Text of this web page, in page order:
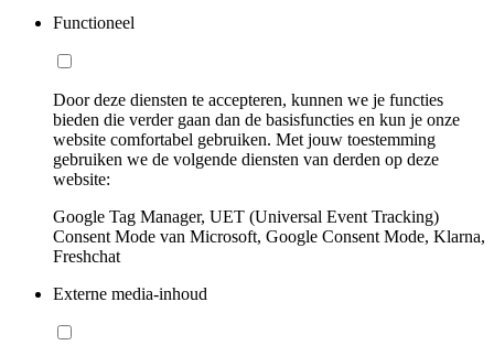
Functioneel
Door deze diensten te accepteren, kunnen we je functies
bieden die verder gaan dan de basisfuncties en kun je onze
website comfortabel gebruiken. Met jouw toestemming
gebruiken we de volgende diensten van derden op deze
website:
Google Tag Manager, UET (Universal Event Tracking)
Consent Mode van Microsoft, Google Consent Mode, Klarna,
Freshchat
Externe media-inhoud